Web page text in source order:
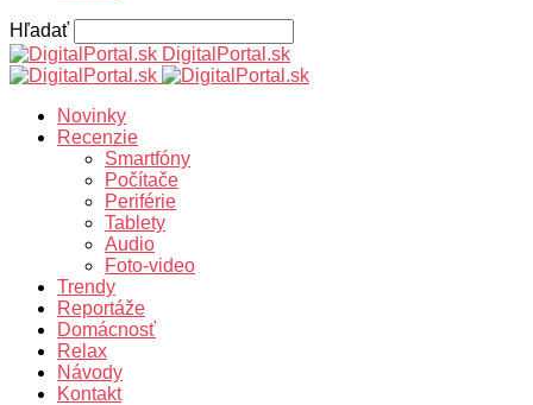
Hľadať
DigitalPortal.sk
Novinky
Recenzie
Smartfóny
Počítače
Periférie
Tablety
Audio
Foto-video
Trendy
Reportáže
Domácnosť
Relax
Návody
Kontakt